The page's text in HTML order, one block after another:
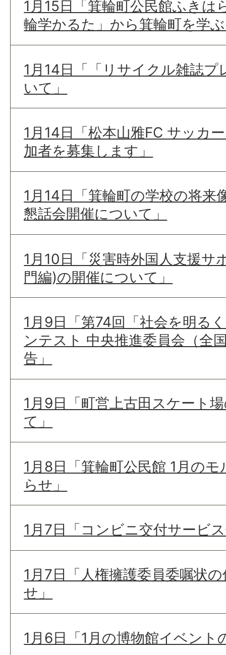
1月15日「箕輪町公民館ふきは
輪学かるた」から箕輪町を学
1月14日「「リサイクル雑誌
いて」
1月14日「松本山雅FC サッカ
加者を募集します」
1月14日「箕輪町の学校の将来
懇話会開催について」
1月10日「災害時外国人支援サ
門編)の開催について」
1月9日「第74回「社会を明る
ンテスト 中央推進委員会（全
告」
1月9日「町営上古田スケート
て」
1月8日「箕輪町公民館 1月の
らせ」
1月7日「コンビニ交付サービ
1月7日「人権擁護委員委嘱状
せ」
1月6日「1月の博物館イベント